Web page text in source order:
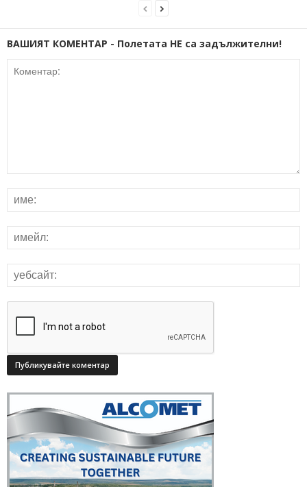
ВАШИЯТ КОМЕНТАР - Полетата НЕ са задължителни!